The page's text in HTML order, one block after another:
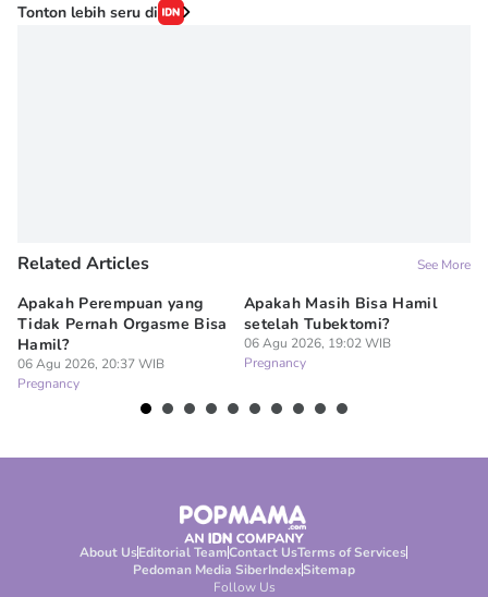
Tonton lebih seru di
Related Articles See More
Apakah Perempuan yang
Tidak Pernah Orgasme Bisa
Hamil?
06 Agu 2026, 20:37 WIB
Pregnancy
Apakah Masih Bisa Hamil
setelah Tubektomi?
06 Agu 2026, 19:02 WIB
Pregnancy
About UsEditorial TeamContact UsTerms of Services
Pedoman Media SiberIndexSitemap
Follow Us